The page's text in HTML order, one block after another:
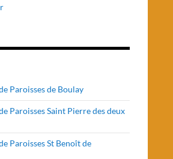
Paroisses de Boulay
Paroisses Saint Pierre des deux
Paroisses St Benoît de